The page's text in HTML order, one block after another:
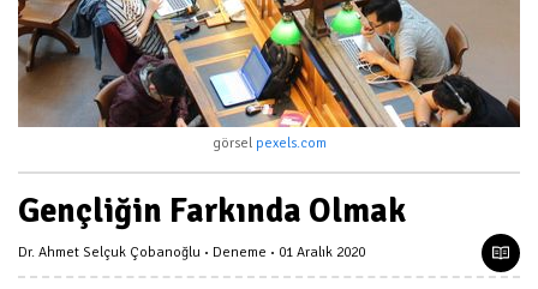
görsel pexels.com
Gençliğin Farkında Olmak
Dr. Ahmet Selçuk Çobanoğlu Deneme 01 Aralık 2020